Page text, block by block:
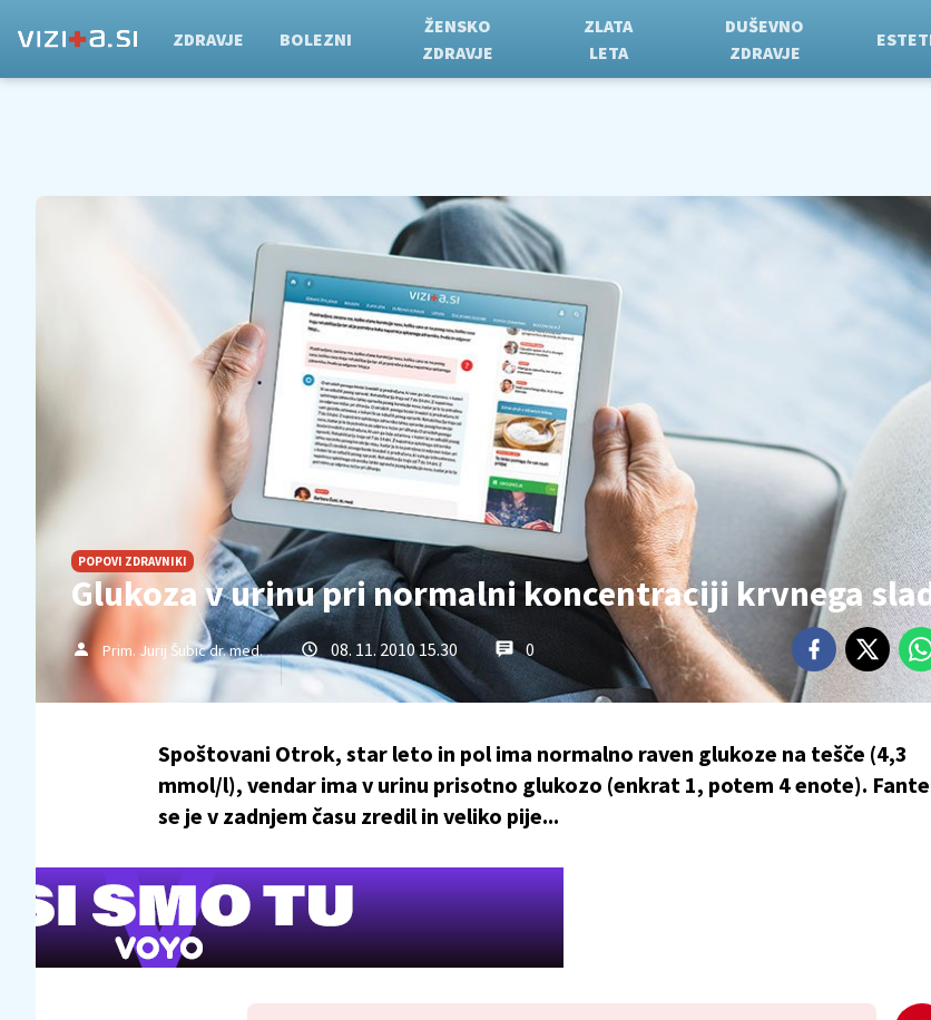
ZDRAVJE BOLEZNI
ŽENSKO
ZDRAVJE
ZLATA
LETA
DUŠEVNO
ZDRAVJE
POPOVI ZDRAVNIKI
Glukoza v urinu pri normalni koncentraciji krvnega
Prim. Jurij Šubic dr. med. 08. 11. 2010 15.30 0
Spoštovani Otrok, star leto in pol ima normalno raven glukoze na tešče (4,3
mmol/l), vendar ima v urinu prisotno glukozo (enkrat 1, potem 4 enote).
se je v zadnjem času zredil in veliko pije...